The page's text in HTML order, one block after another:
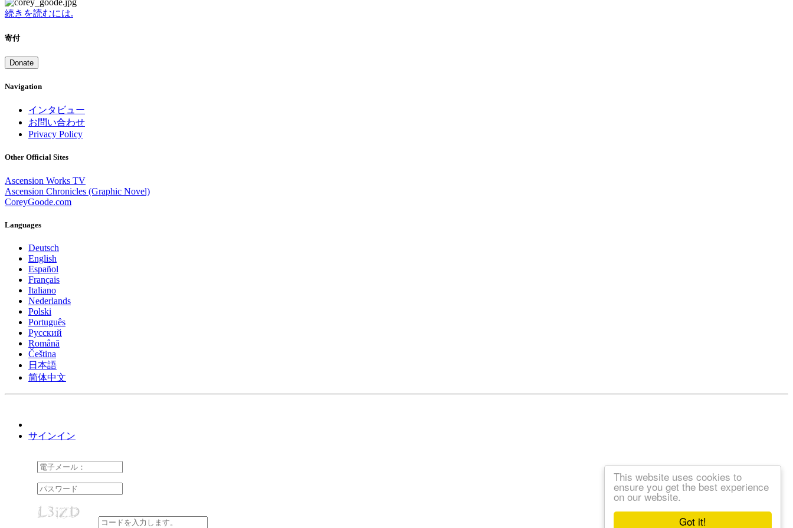
Got it!
This website uses cookies to
ensure you get the best experience
on our website.
続きを読むには.
寄付
Donate
Navigation
インタビュー
お問い合わせ
Privacy Policy
Other Official Sites
Ascension Works TV
Ascension Chronicles (Graphic Novel)
CoreyGoode.com
Languages
Deutsch
English
Español
Français
Italiano
Nederlands
Polski
Português
Pусский
Română
Čeština
日本語
简体中文
サインイン